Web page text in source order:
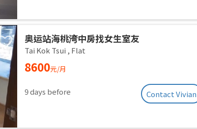
奥运站海桃湾中房找女生室友
Tai Kok Tsui , Flat
8600元/月
9 days before Contact Vivian